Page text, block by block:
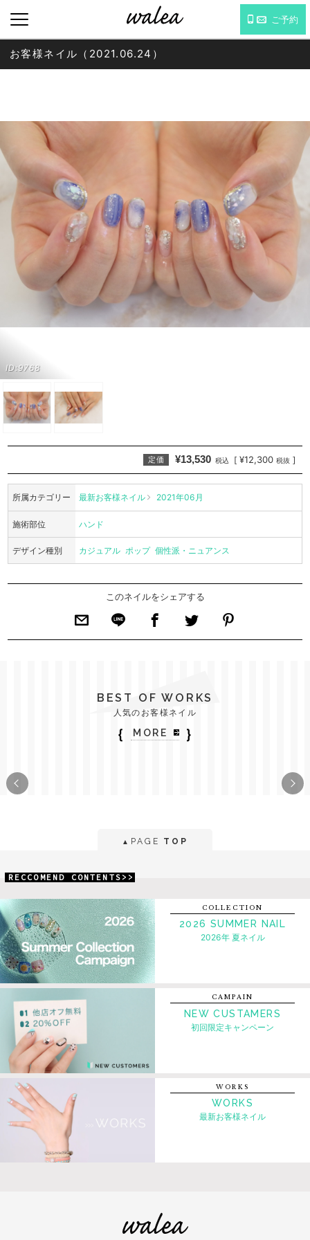
ご予約
ID:9768
お客様ネイル（2021.06.24）
定価 ¥13,530 税込 [ ¥12,300 税抜 ]
所属カテゴリー 最新お客様ネイル 2021年06月
施術部位 ハンド
デザイン種別 カジュアル ポップ 個性派・ニュアンス
このネイルをシェアする
BEST OF WORKS
人気のお客様ネイル
｛ MORE ｝
▲ PAGE TOP
RECCOMEND CONTENTS>>
COLLECTION
2026 SUMMER NAIL
2026年 夏ネイル
CAMPAIN
NEW CUSTAMERS
初回限定キャンペーン
WORKS
WORKS
最新お客様ネイル